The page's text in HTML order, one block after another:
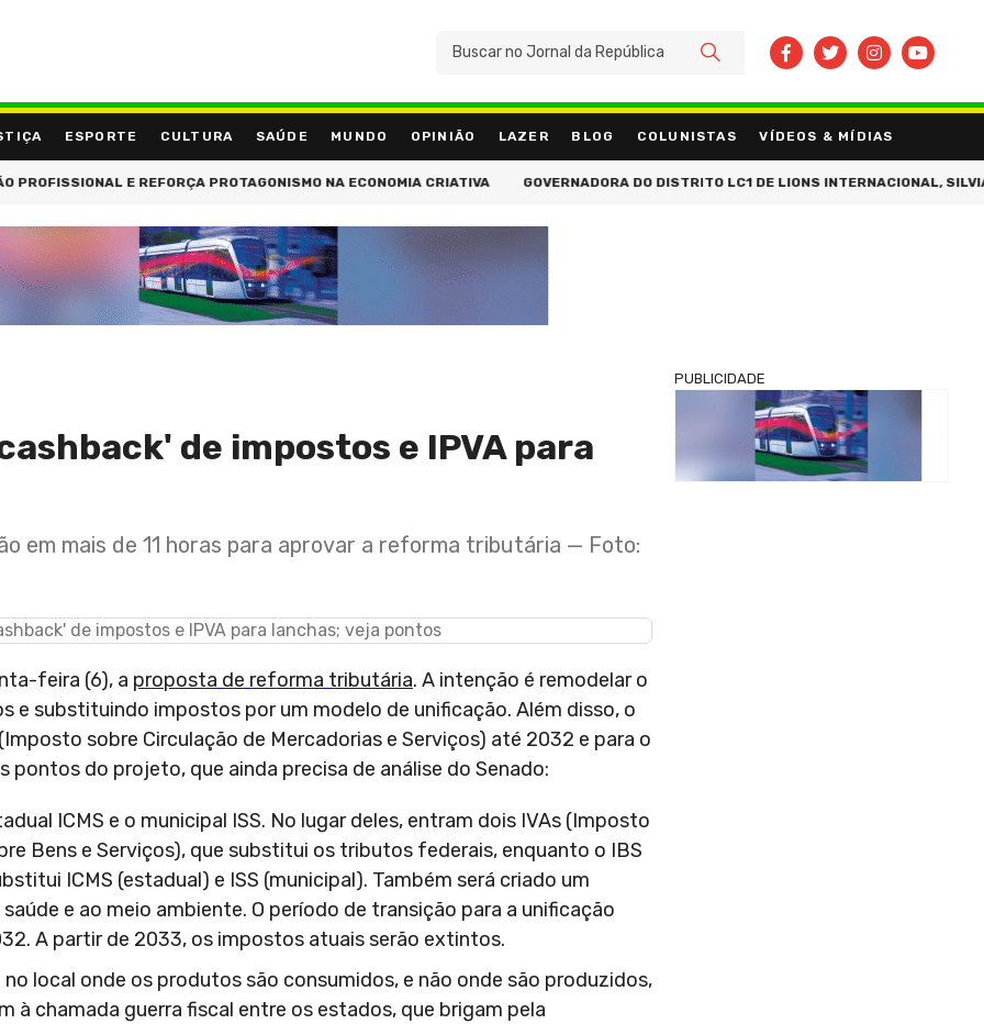
ESPORTE CULTURA SAÚDE MUNDO OPINIÃO LAZER BLOG COLUNISTAS VÍDEOS & MÍDIAS
E REFORÇA PROTAGONISMO NA ECONOMIA CRIATIVA GOVERNADORA DO DISTRITO LC1 DE LIONS INTERNACIONAL, SILVIA
BUSCAR
de impostos e IPVA para
em mais de 11 horas para aprovar a reforma tributária — Foto:
feira (6), a proposta de reforma tributária. A intenção é remodelar o
e substituindo impostos por um modelo de unificação. Além disso, o
sobre Circulação de Mercadorias e Serviços) até 2032 e para o
do projeto, que ainda precisa de análise do Senado:
ICMS e o municipal ISS. No lugar deles, entram dois IVAs (Imposto
Bens e Serviços), que substitui os tributos federais, enquanto o IBS
ICMS (estadual) e ISS (municipal). Também será criado um
e ao meio ambiente. O período de transição para a unificação
A partir de 2033, os impostos atuais serão extintos.
local onde os produtos são consumidos, e não onde são produzidos,
chamada guerra fiscal entre os estados, que brigam pela
PUBLICIDADE